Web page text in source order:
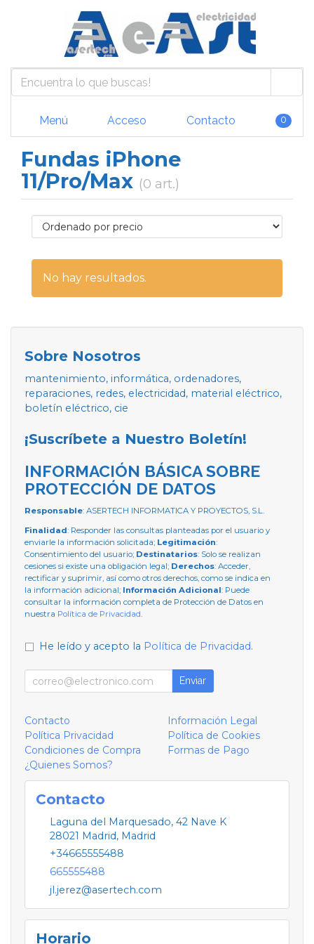
Menú Acceso Contacto 0
Fundas iPhone
11/Pro/Max (0 art.)
No hay resultados.
Sobre Nosotros
mantenimiento, informática, ordenadores,
reparaciones, redes, electricidad, material eléctrico,
boletín eléctrico, cie
¡Suscríbete a Nuestro Boletín!
INFORMACIÓN BÁSICA SOBRE
PROTECCIÓN DE DATOS
Responsable: ASERTECH INFORMATICA Y PROYECTOS, S.L.
Finalidad: Responder las consultas planteadas por el usuario y
enviarle la información solicitada; Legitimación:
Consentimiento del usuario; Destinatarios: Solo se realizan
cesiones si existe una obligación legal; Derechos: Acceder,
rectificar y suprimir, así como otros derechos, como se indica en
la información adicional; Información Adicional: Puede
consultar la información completa de Protección de Datos en
nuestra Política de Privacidad.
He leído y acepto la Política de Privacidad.
Enviar
Contacto
Información Legal
Política Privacidad
Política de Cookies
Condiciones de Compra
Formas de Pago
¿Quienes Somos?
Contacto
Laguna del Marquesado, 42 Nave K
28021 Madrid, Madrid
+34665555488
665555488
jl.jerez@asertech.com
Horario